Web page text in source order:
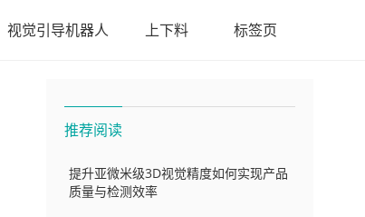
视觉引导机器人 上下料 标签页
推荐阅读
提升亚微米级3D视觉精度如何实现产品
质量与检测效率